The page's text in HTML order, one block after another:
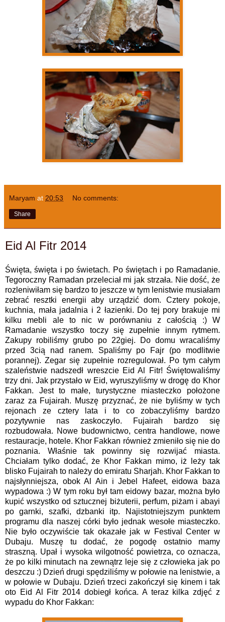
Maryam at 20:53 No comments:
Share
Eid Al Fitr 2014
Święta, święta i po świetach. Po świętach i po Ramadanie.
Tegoroczny Ramadan przeleciał mi jak strzała. Nie dość, że
rozleniwiłam się bardzo to jeszcze w tym lenistwie musiałam
zebrać resztki energii aby urządzić dom. Cztery pokoje,
kuchnia, mała jadalnia i 2 łazienki. Do tej pory brakuje mi
kilku mebli ale to nic w porównaniu z całością :) W
Ramadanie wszystko toczy się zupełnie innym rytmem.
Zakupy robiliśmy grubo po 22giej. Do domu wracaliśmy
przed 3cią nad ranem. Spaliśmy po Fajr (po modlitwie
porannej). Zegar się zupełnie rozregulował. Po tym całym
szaleństwie nadszedł wreszcie Eid Al Fitr! Świętowaliśmy
trzy dni. Jak przystało w Eid, wyruszyliśmy w drogę do Khor
Fakkan. Jest to małe, turystyczne miasteczko położone
zaraz za Fujairah. Muszę przyznać, że nie byliśmy w tych
rejonach ze cztery lata i to co zobaczyliśmy bardzo
pozytywnie nas zaskoczyło. Fujairah bardzo się
rozbudowała. Nowe budownictwo, centra handlowe, nowe
restauracje, hotele. Khor Fakkan również zmieniło się nie do
poznania. Właśnie tak powinny się rozwijać miasta.
Chciałam tylko dodać, że Khor Fakkan mimo, iż leży tak
blisko Fujairah to należy do emiratu Sharjah. Khor Fakkan to
najsłynniejsza, obok Al Ain i Jebel Hafeet, eidowa baza
wypadowa :) W tym roku był tam eidowy bazar, można było
kupić wszystko od sztucznej biżuterii, perfum, piżam i abayi
po garnki, szafki, dzbanki itp. Najistotniejszym punktem
programu dla naszej córki było jednak wesołe miasteczko.
Nie było oczywiście tak okazałe jak w Festival Center w
Dubaju. Muszę tu dodać, że pogodę ostatnio mamy
straszną. Upał i wysoka wilgotność powietrza, co oznacza,
że po kilki minutach na zewnątrz leje się z człowieka jak po
deszczu :) Dzień drugi spędziliśmy w połowie na lenistwie, a
w połowie w Dubaju. Dzień trzeci zakończył się kinem i tak
oto Eid Al Fitr 2014 dobiegł końca. A teraz kilka zdjęć z
wypadu do Khor Fakkan: